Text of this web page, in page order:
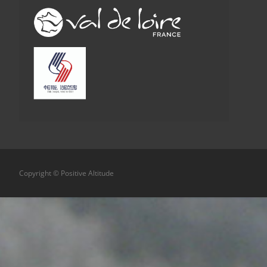
Copyright © Positive Altitude